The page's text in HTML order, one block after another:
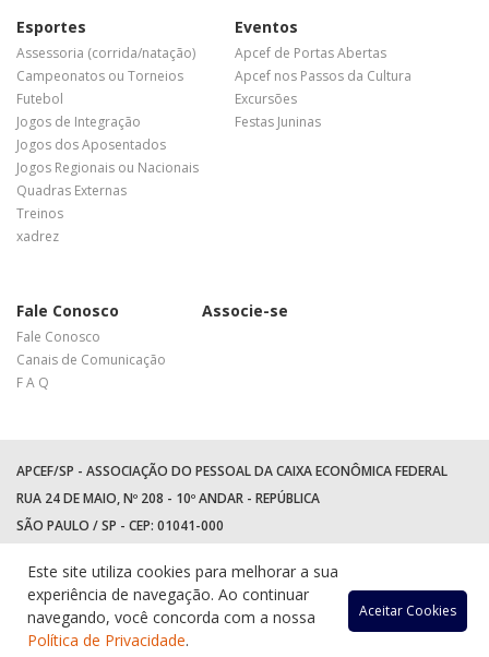
Esportes
Assessoria (corrida/natação)
Campeonatos ou Torneios
Futebol
Jogos de Integração
Jogos dos Aposentados
Jogos Regionais ou Nacionais
Quadras Externas
Treinos
xadrez
Eventos
Apcef de Portas Abertas
Apcef nos Passos da Cultura
Excursões
Festas Juninas
Fale Conosco
Fale Conosco
Canais de Comunicação
F A Q
Associe-se
APCEF/SP - ASSOCIAÇÃO DO PESSOAL DA CAIXA ECONÔMICA FEDERAL
RUA 24 DE MAIO, Nº 208 - 10º ANDAR - REPÚBLICA
SÃO PAULO / SP - CEP: 01041-000
WhatsApp: (11) 94597-5758
Acessar
Acessar
Este site utiliza cookies para melhorar a sua
experiência de navegação. Ao continuar
navegando, você concorda com a nossa
Política de Privacidade.
Aceitar Cookies